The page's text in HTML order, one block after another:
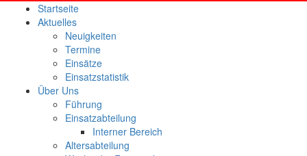
Startseite
Aktuelles
Neuigkeiten
Termine
Einsätze
Einsatzstatistik
Über Uns
Führung
Einsatzabteilung
Interner Bereich
Altersabteilung